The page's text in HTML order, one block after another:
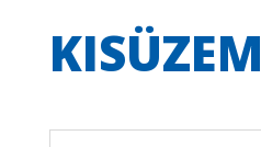
KISÜZEM